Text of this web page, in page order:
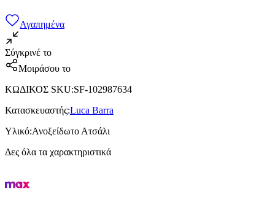
Αγαπημένα
Σύγκρινέ το
Μοιράσου το
ΚΩΔΙΚΟΣ SKU:SF-102987634
Κατασκευαστής:Luca Barra
Υλικό:Ανοξείδωτο Ατσάλι
Δες όλα τα χαρακτηριστικά